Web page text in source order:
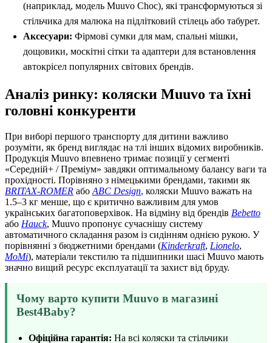
(наприклад, модель Muuvo Choc), які трансформуються зі
стільчика для малюка на підлітковий стілець або табурет.
Аксесуари: Фірмові сумки для мам, спальні мішки,
дощовики, москітні сітки та адаптери для встановлення
автокрісел популярних світових брендів.
Аналіз ринку: коляски Muuvo та їхні
головні конкуренти
При виборі першого транспорту для дитини важливо
розуміти, як бренд виглядає на тлі інших відомих виробників.
Продукція Muuvo впевнено тримає позиції у сегменті
«Середній+ / Преміум» завдяки оптимальному балансу ваги та
прохідності. Порівняно з німецькими брендами, такими як
BRITAX-ROMER або ABC Design, коляски Muuvo важать на
1.5–3 кг менше, що є критично важливим для умов
українських багатоповерхівок. На відміну від брендів Bebetto
або Hauck, Muuvo пропонує сучаснішу систему
автоматичного складання разом із сидінням однією рукою. У
порівнянні з бюджетними брендами (Kinderkraft, Lionelo,
MoMi), матеріали текстилю та підшипники шасі Muuvo мають
значно вищий ресурс експлуатації та захист від бруду.
Чому варто купити Muuvo в магазині
Best4Baby?
Офіційна гарантія: На всі коляски та стільчики